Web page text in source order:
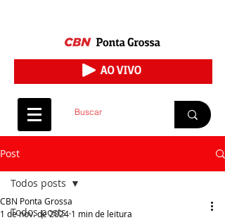
Post
Todos posts
Todos posts
CBN Ponta Grossa
1 de nov. de 2024 1 min de leitura